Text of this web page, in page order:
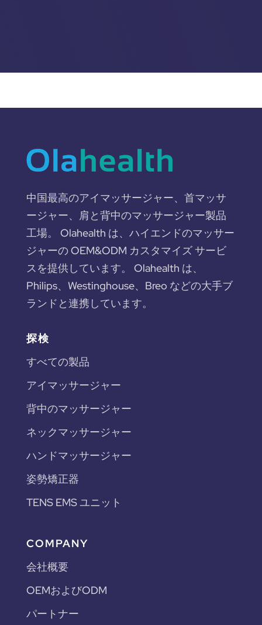
中国最高のアイマッサージャー、首マッサ
ージャー、肩と背中のマッサージャー製品
工場。 Olahealth は、ハイエンドのマッサー
ジャーの OEM&ODM カスタマイズ サービ
スを提供しています。 Olahealth は、
Philips、Westinghouse、Breo などの大手ブ
ランドと連携しています。
探検
すべての製品
アイマッサージャー
背中のマッサージャー
ネックマッサージャー
ハンドマッサージャー
姿勢矯正器
TENS EMS ユニット
COMPANY
会社概要
OEMおよびODM
パートナー